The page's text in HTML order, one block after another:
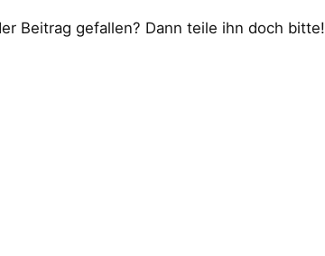
Beitrag gefallen? Dann teile ihn doch bitte!